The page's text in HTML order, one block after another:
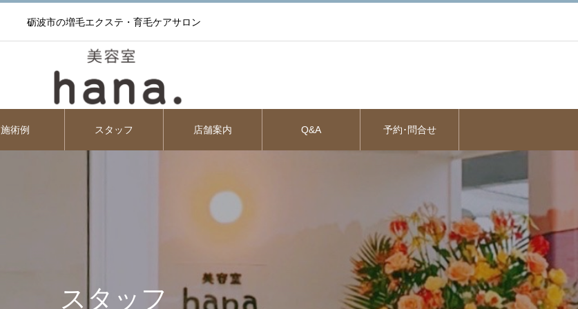
砺波市の増毛エクステ・育毛ケアサロン
施術例 スタッフ 店舗案内 Q&A 予約･問合せ
スタッフ